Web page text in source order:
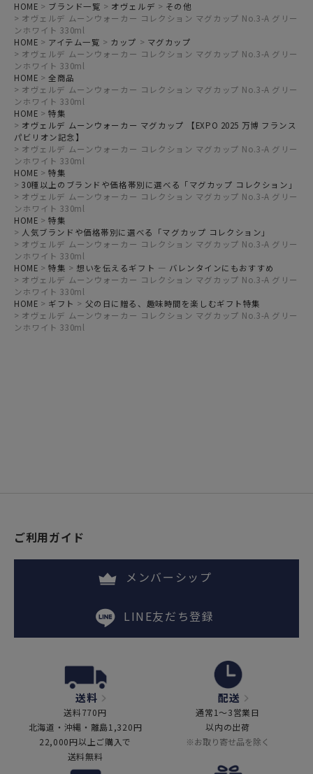
HOME ブランド一覧 オヴェルデ
その他
オヴェルデ ムーンウォーカー コレクション マグカップ No.3-A グリー
ンホワイト 330ml
HOME
アイテム一覧 カップ
マグカップ
オヴェルデ ムーンウォーカー コレクション マグカップ No.3-A グリー
ンホワイト 330ml
HOME
全商品
オヴェルデ ムーンウォーカー コレクション マグカップ No.3-A グリー
ンホワイト 330ml
HOME
特集
オヴェルデ ムーンウォーカー マグカップ 【EXPO 2025 万博 フランス
パビリオン記念】
オヴェルデ ムーンウォーカー コレクション マグカップ No.3-A グリー
ンホワイト 330ml
HOME
特集
30種以上のブランドや価格帯別に選べる「マグカップ コレクション」
オヴェルデ ムーンウォーカー コレクション マグカップ No.3-A グリー
ンホワイト 330ml
HOME
特集
人気ブランドや価格帯別に選べる「マグカップ コレクション」
オヴェルデ ムーンウォーカー コレクション マグカップ No.3-A グリー
ンホワイト 330ml
HOME
特集
想いを伝えるギフト ― バレンタインにもおすすめ
オヴェルデ ムーンウォーカー コレクション マグカップ No.3-A グリー
ンホワイト 330ml
HOME
ギフト
父の日に贈る、趣味時間を楽しむギフト特集
オヴェルデ ムーンウォーカー コレクション マグカップ No.3-A グリー
ンホワイト 330ml
ご利用ガイド
メンバーシップ
LINE友だち登録
送料
送料770円
北海道・沖縄・離島1,320円
22,000円以上ご購入で
送料無料
配送
通常1～3営業日
以内の出荷
※お取り寄せ品を除く